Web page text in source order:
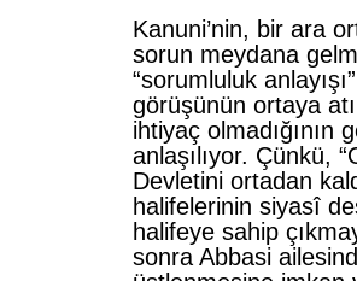
Kanuni’nin, bir ara
sorun meydana
“sorumluluk
görüşünün ortaya
ihtiyaç olmadığının
anlaşılıyor. Çünkü,
Devletini ortadan
halifelerinin siyasî
halifeye sahip
sonra Abbasi